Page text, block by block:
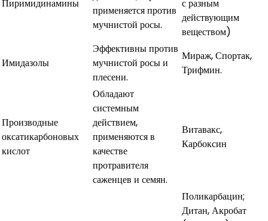
Пиримидинамины
применяется против
мучнистой росы.
с разным
действующим
веществом)
Имидазолы
Эффективны против
мучнистой росы и
плесени.
Мираж, Спортак,
Трифмин.
Производные
оксатикарбоновых
кислот
Обладают
системным
действием,
применяются в
качестве
протравителя
саженцев и семян.
Витавакс,
Карбоксин
Поликарбацин;
Дитан, Акробат